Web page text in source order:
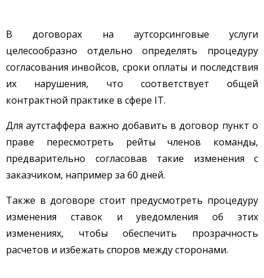
В договорах на аутсорсинговые услуги
целесообразно отдельно определять процедуру
согласования инвойсов, сроки оплаты и последствия
их нарушения, что соответствует общей
контрактной практике в сфере IT.
Для аутстаффера важно добавить в договор пункт о
праве пересмотреть рейты членов команды,
предварительно согласовав такие изменения с
заказчиком, например за 60 дней.
Также в договоре стоит предусмотреть процедуру
изменения ставок и уведомления об этих
изменениях, чтобы обеспечить прозрачность
расчетов и избежать споров между сторонами.